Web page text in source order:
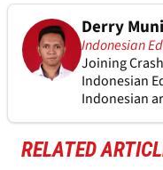
Derry
Indonesian
Joining
Indonesian
Indonesian
RELATED